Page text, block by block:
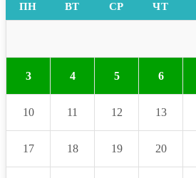
ПН ВТ СР ЧТ
3 4 5 6
10 11 12 13
17 18 19 20